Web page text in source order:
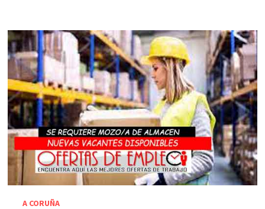
A CORUÑA